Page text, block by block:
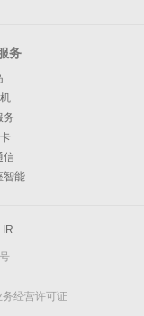
务
务
信
智能
IR
经营许可证